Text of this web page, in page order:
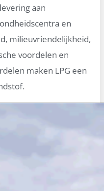
aan
en
milieuvriendelijkheid,
voordelen en
maken LPG een